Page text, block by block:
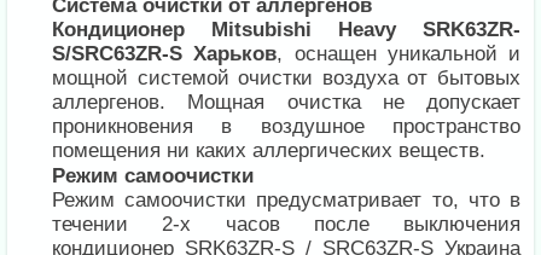
Система очистки от аллергенов
Кондиционер Mitsubishi Heavy SRK63ZR-
S/SRC63ZR-S Харьков, оснащен уникальной и
мощной системой очистки воздуха от бытовых
аллергенов. Мощная очистка не допускает
проникновения в воздушное пространство
помещения ни каких аллергических веществ.
Режим самоочистки
Режим самоочистки предусматривает то, что в
течении 2-х часов после выключения
кондиционер SRK63ZR-S / SRC63ZR-S Украина